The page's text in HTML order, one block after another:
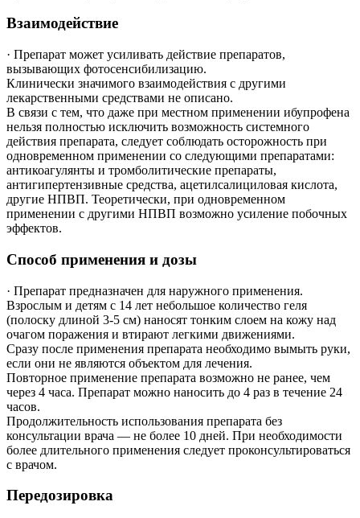
Взаимодействие
· Препарат может усиливать действие препаратов,
вызывающих фотосенсибилизацию.
Клинически значимого взаимодействия с другими
лекарственными средствами не описано.
В связи с тем, что даже при местном применении ибупрофена
нельзя полностью исключить возможность системного
действия препарата, следует соблюдать осторожность при
одновременном применении со следующими препаратами:
антикоагулянты и тромболитические препараты,
антигипертензивные средства, ацетилсалициловая кислота,
другие НПВП. Теоретически, при одновременном
применении с другими НПВП возможно усиление побочных
эффектов.
Способ применения и дозы
· Препарат предназначен для наружного применения.
Взрослым и детям с 14 лет небольшое количество геля
(полоску длиной 3-5 см) наносят тонким слоем на кожу над
очагом поражения и втирают легкими движениями.
Сразу после применения препарата необходимо вымыть руки,
если они не являются объектом для лечения.
Повторное применение препарата возможно не ранее, чем
через 4 часа. Препарат можно наносить до 4 раз в течение 24
часов.
Продолжительность использования препарата без
консультации врача — не более 10 дней. При необходимости
более длительного применения следует проконсультироваться
с врачом.
Передозировка